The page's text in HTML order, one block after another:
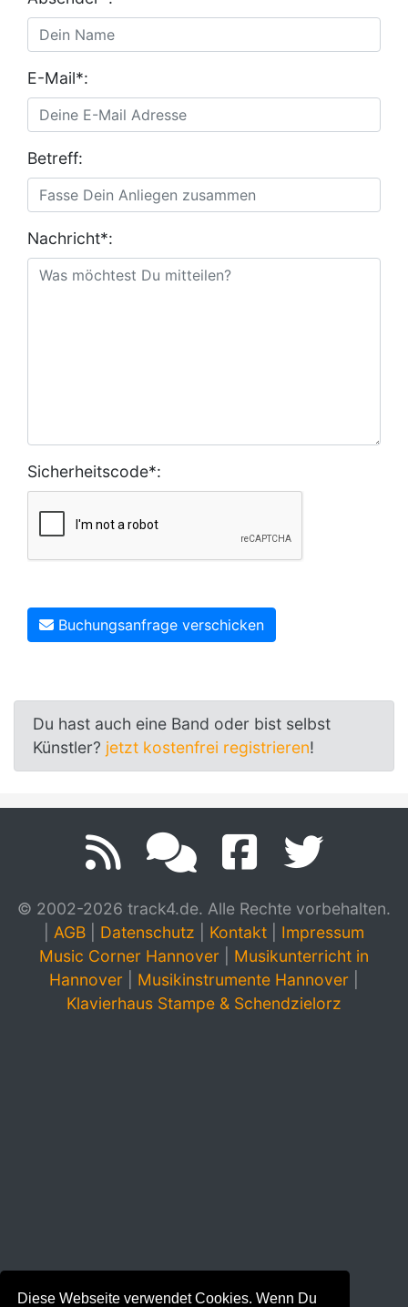
Diese Webseite verwendet Cookies. Wenn Du
E-Mail*:
Betreff:
Nachricht*:
Sicherheitscode*:
Buchungsanfrage verschicken
Du hast auch eine Band oder bist selbst
Künstler? jetzt kostenfrei registrieren!
© 2002-2026 track4.de. Alle Rechte vorbehalten.
AGB Datenschutz Kontakt
Impressum
Music Corner Hannover
Musikunterricht in
Hannover
Musikinstrumente Hannover
Klavierhaus Stampe & Schendzielorz